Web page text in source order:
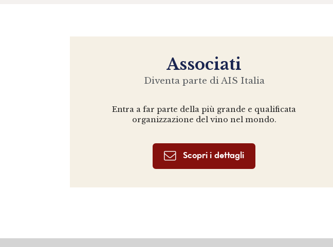
Associati
Diventa parte di AIS Italia
Entra a far parte della più grande e qualificata
organizzazione del vino nel mondo.
Scopri i dettagli